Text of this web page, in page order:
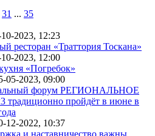
31 ... 35
10-2023, 12:23
ресторан «Траттория Тоскана»
10-2023, 12:00
«Погребок»
05-2023, 09:00
форум РЕГИОНАЛЬНОЕ
пройдёт в июне в
12-2022, 10:37
и наставничество важны